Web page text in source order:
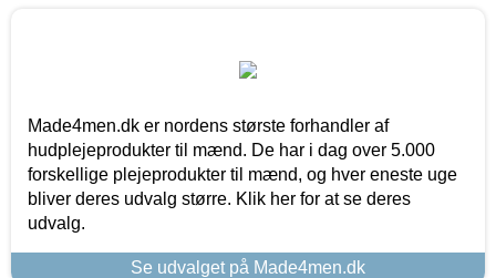
Made4men.dk er nordens største forhandler af
hudplejeprodukter til mænd. De har i dag over 5.000
forskellige plejeprodukter til mænd, og hver eneste uge
bliver deres udvalg større. Klik her for at se deres
udvalg.
Se udvalget på Made4men.dk